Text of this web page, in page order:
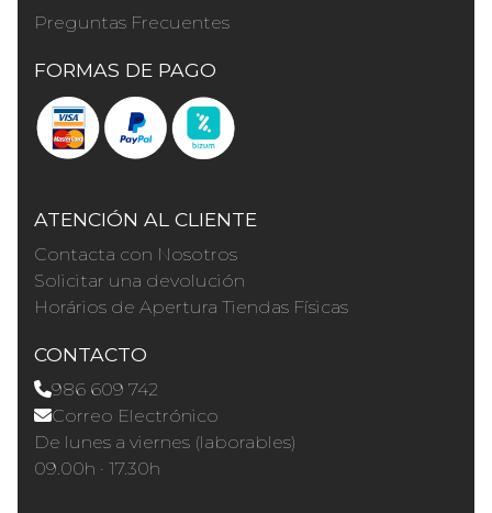
Preguntas Frecuentes
FORMAS DE PAGO
ATENCIÓN AL CLIENTE
Contacta con Nosotros
Solicitar una devolución
Horários de Apertura Tiendas Físicas
CONTACTO
986 609 742
Correo Electrónico
De lunes a viernes (laborables)
09.00h · 17.30h